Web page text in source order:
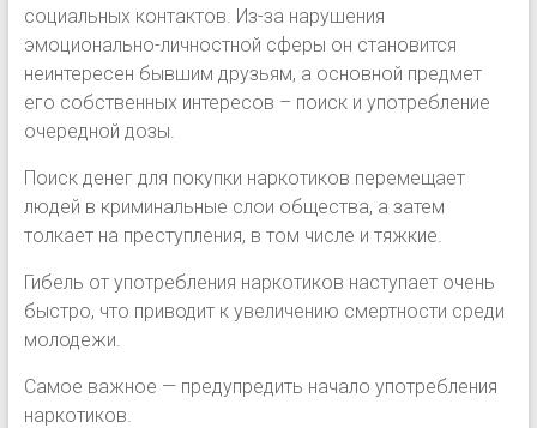
социальных контактов. Из-за нарушения
эмоционально-личностной сферы он становится
неинтересен бывшим друзьям, а основной предмет
его собственных интересов – поиск и употребление
очередной дозы.
Поиск денег для покупки наркотиков перемещает
людей в криминальные слои общества, а затем
толкает на преступления, в том числе и тяжкие.
Гибель от употребления наркотиков наступает очень
быстро, что приводит к увеличению смертности среди
молодежи.
Самое важное — предупредить начало употребления
наркотиков.